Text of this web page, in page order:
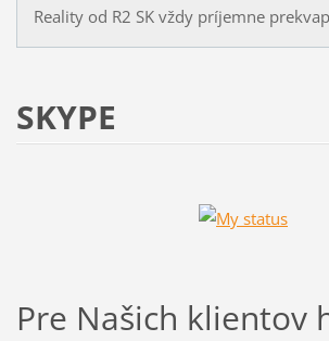
Reality od R2 SK vždy príjemne
SKYPE
Pre Našich klientov